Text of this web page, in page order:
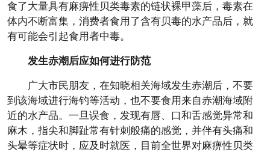
食了大量具有麻痹性贝类毒素的链状裸甲藻后，毒素在
体内不断富集，消费者食用了含有贝毒的水产品后，就
有可能会引起食用者中毒。
发生赤潮后应如何进行防范
广大市民朋友，在知晓相关海域发生赤潮后，不要
到该海域进行海钓等活动，也不要食用来自赤潮海域附
近的水产品。一旦误食，发现有唇、口和舌感觉异常和
麻木，指尖和脚趾常有针刺般痛的感觉，并伴有头痛和
头晕等症状时，应及时就医，目前全世界对麻痹性贝类